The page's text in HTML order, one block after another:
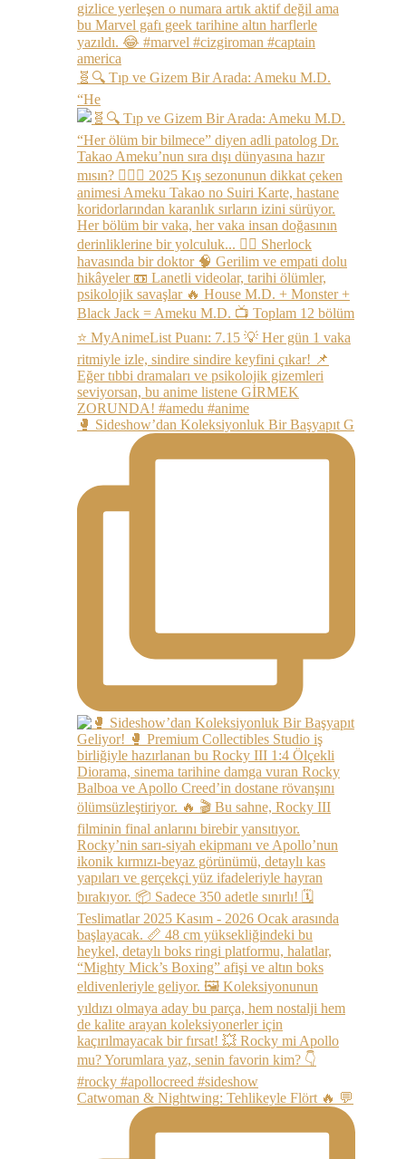
🧬🔍 Tıp ve Gizem Bir Arada: Ameku M.D.
“He
🥊 Sideshow’dan Koleksiyonluk Bir Başyapıt G
Catwoman & Nightwing: Tehlikeyle Flört 🔥 💬